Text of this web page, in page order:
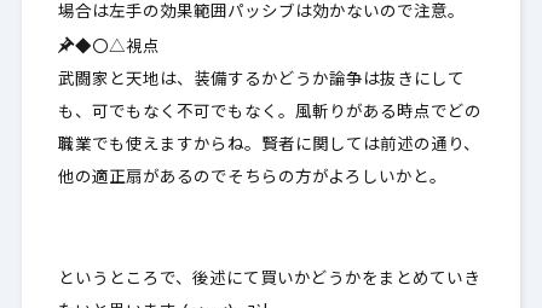
場合は左手の効果範囲パッシブは効かないので注意。
◆〇△視点
武闘家と天地は、装備するかどうか論争は抜きにして
も、可でもなく不可でもなく。風斬りがある時点でどの
職業でも使えますからね。賢者に関しては前述の通り、
他の適正扇があるのでそちらの方がよろしいかと。
というところで、後述にて買いかどうかをまとめていき